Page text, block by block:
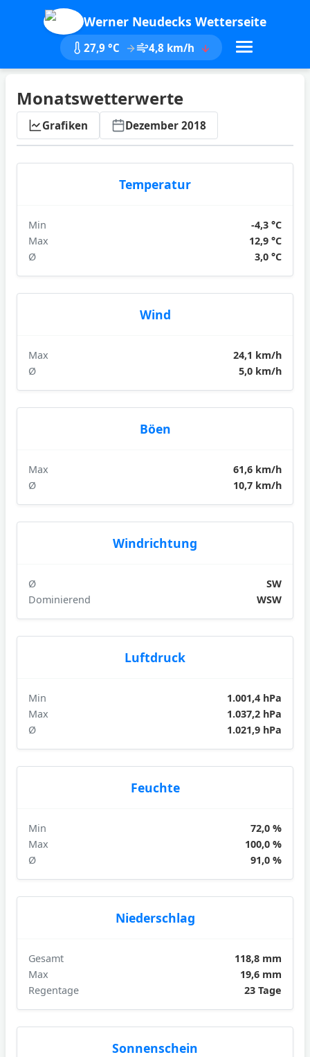
Werner Neudecks Wetterseite
27,9 °C 4,8 km/h
Monatswetterwerte
Grafiken Dezember 2018
Temperatur
Min
-4,3 °C
Max
12,9 °C
Ø
3,0 °C
Wind
Max
24,1 km/h
Ø
5,0 km/h
Böen
Max
61,6 km/h
Ø
10,7 km/h
Windrichtung
Ø
SW
Dominierend
WSW
Luftdruck
Min
1.001,4 hPa
Max
1.037,2 hPa
Ø
1.021,9 hPa
Feuchte
Min
72,0 %
Max
100,0 %
Ø
91,0 %
Niederschlag
Gesamt
118,8 mm
Max
19,6 mm
Regentage
23 Tage
Sonnenschein